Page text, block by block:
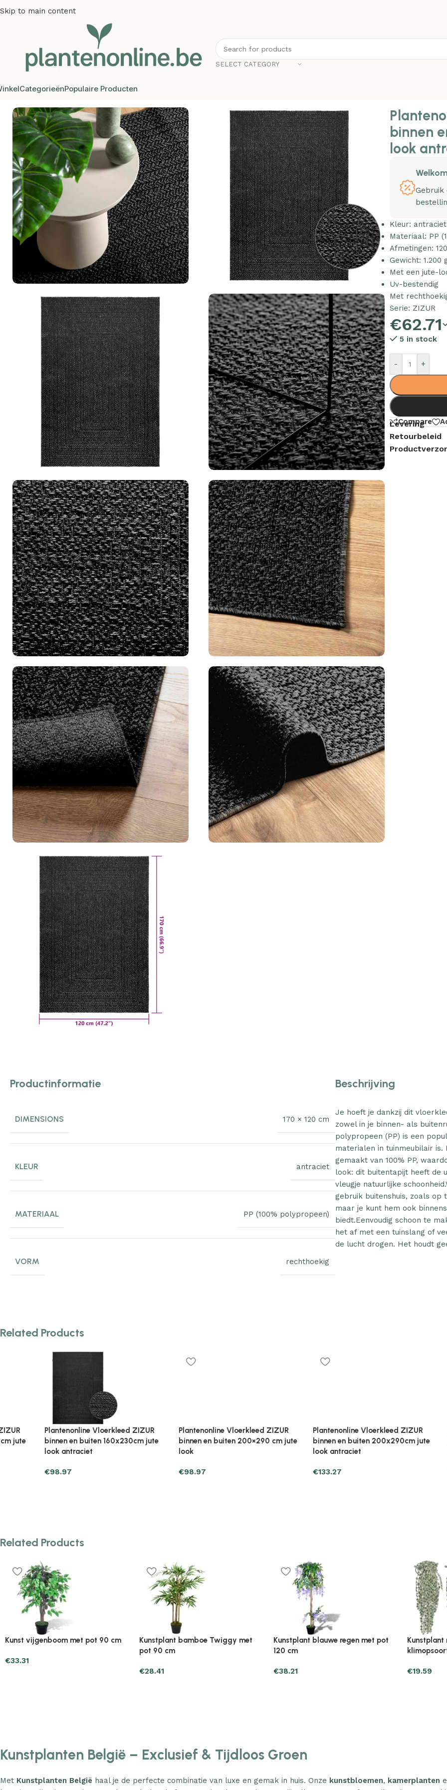
Skip to main content
SELECT CATEGORY
CategorieënPopulaire Producten
Vloerkleden
binnen
look
Kleur: antraciet
Materiaal: PP
Afmetingen:
Gewicht: 1.200
Met een jute-
Uv-bestendig
Met
Serie: ZIZUR
€62.71
5 in stock
- +
Compare
Levering
Retourbeleid
Productinformatie
DIMENSIONS 170 × 120 cm
KLEUR antraciet
MATERIAAL PP (100% polypropeen)
VORM rechthoekig
Beschrijving
Je hoeft je dankzij dit
zowel in je binnen- als
polypropeen (PP) is een
materialen in tuinmeubilair
gemaakt van 100% PP,
look: dit buitentapijt heeft de
vleugje natuurlijke
gebruik buitenshuis, zoals op
maar je kunt hem ook
biedt.Eenvoudig schoon te
het af met een tuinslang of
de lucht drogen. Het houdt
Related Products
Plantenonline Vloerkleed ZIZUR
Plantenonline Vloerkleed ZIZUR
Related Products
Plantenonline 2-delige
lavendel 30 cm
Plantenonline 3-delige
Kunstbuxussenset piramidevormig
€60.75
Plantenonline Broeikas 110×58,5×39
cm vurenhout grijs
€46.05
cm
€85.25
Kunstplanten België – Exclusief & Tijdloos Groen
Met Kunstplanten België haal je de perfecte combinatie van luxe en gemak in huis. Onze kunstbloemen, kamerplanten